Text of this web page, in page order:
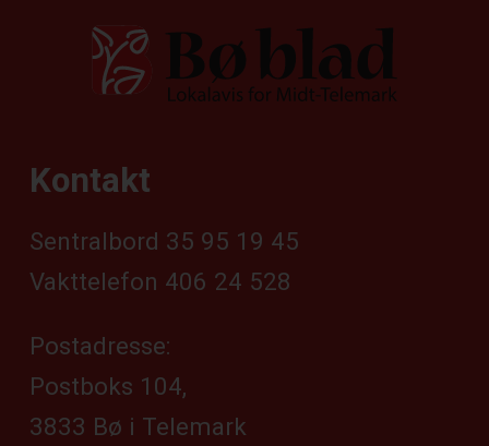
Kontakt
Sentralbord 35 95 19 45
Vakttelefon 406 24 528
Postadresse:
Postboks 104,
3833 Bø i Telemark